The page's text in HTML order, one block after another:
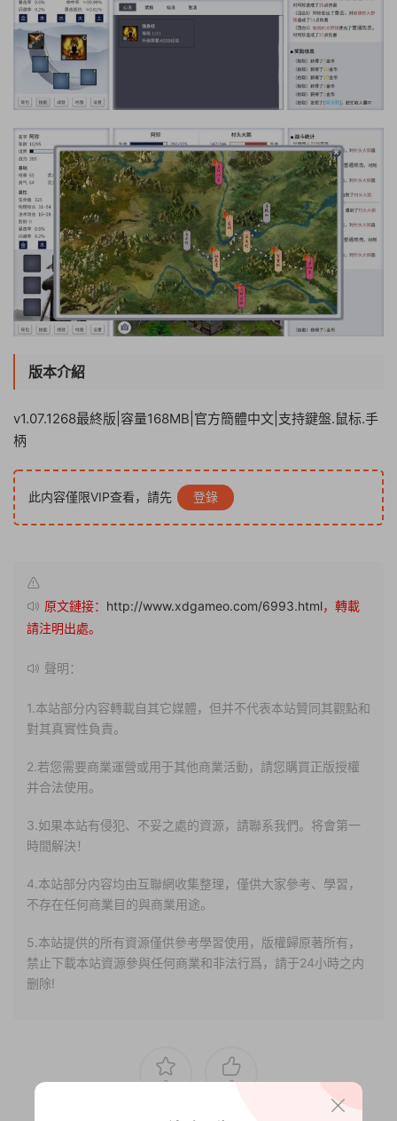
版本介紹
v1.07.1268最終版|容量168MB|官方簡體中文|支持鍵盤.鼠标.手
柄
此内容僅限VIP查看，請先 登錄
原文鏈接： http://www.xdgameo.com/6993.html，轉載
請注明出處。
聲明：
1.本站部分内容轉載自其它媒體，但并不代表本站贊同其觀點和
對其真實性負責。
2.若您需要商業運營或用于其他商業活動，請您購買正版授權
并合法使用。
3.如果本站有侵犯、不妥之處的資源，請聯系我們。将會第一
時間解決！
4.本站部分内容均由互聯網收集整理，僅供大家參考、學習，
不存在任何商業目的與商業用途。
5.本站提供的所有資源僅供參考學習使用，版權歸原著所有，
禁止下載本站資源參與任何商業和非法行爲，請于24小時之内
删除!
0 0